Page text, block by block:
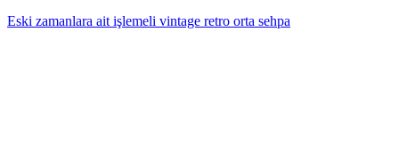
Eski zamanlara ait işlemeli vintage retro orta sehpa